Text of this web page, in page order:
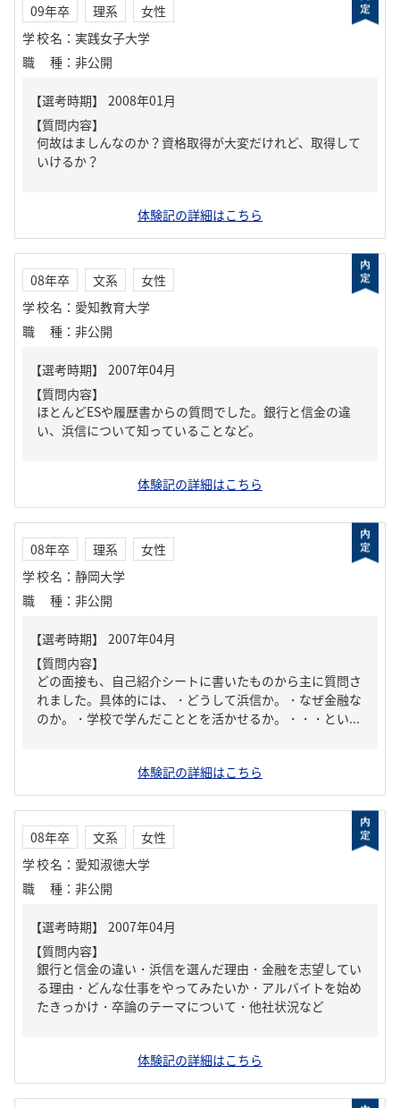
09年卒 理系
女性
学校名 ： 実践女子大学
職種 ： 非公開
【質問内容】
何故はましんなのか？資格取得が大変だけれど、取得して
いけるか？
体験記の詳細はこちら
08年卒 文系
女性
学校名 ： 愛知教育大学
職種 ： 非公開
【質問内容】
ほとんどESや履歴書からの質問でした。銀行と信金の違
い、浜信について知っていることなど。
体験記の詳細はこちら
08年卒 理系
女性
学校名 ： 静岡大学
職種 ： 非公開
【質問内容】
どの面接も、自己紹介シートに書いたものから主に質問さ
れました。具体的には、・どうして浜信か。・なぜ金融な
のか。・学校で学んだこととを活かせるか。・・・とい...
体験記の詳細はこちら
08年卒 文系
女性
学校名 ： 愛知淑徳大学
職種 ： 非公開
【質問内容】
銀行と信金の違い・浜信を選んだ理由・金融を志望してい
る理由・どんな仕事をやってみたいか・アルバイトを始め
たきっかけ・卒論のテーマについて・他社状況など
体験記の詳細はこちら